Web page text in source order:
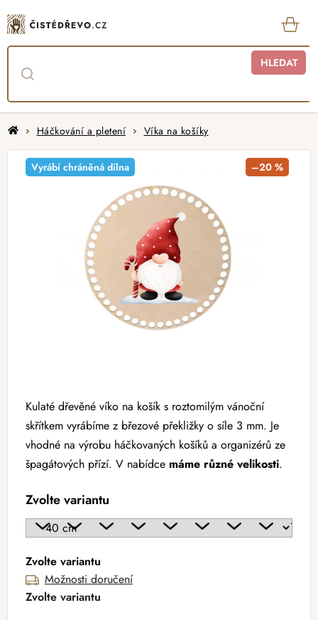
na
obsah
HLEDAT
DomůHáčkování a pletení Víka na košíky
Kulaté dřevěné víko na košík s roztomilým vánoční
skřítkem vyrábíme z březové překližky o síle 3 mm. Je
vhodné na výrobu háčkovaných košíků a organizérů ze
špagátových přízí. V nabídce máme různé velikosti.
Zvolte variantu
Zvolte variantu
Možnosti doručení
Zvolte variantu
Vyrábí chráněná dílna –20 %